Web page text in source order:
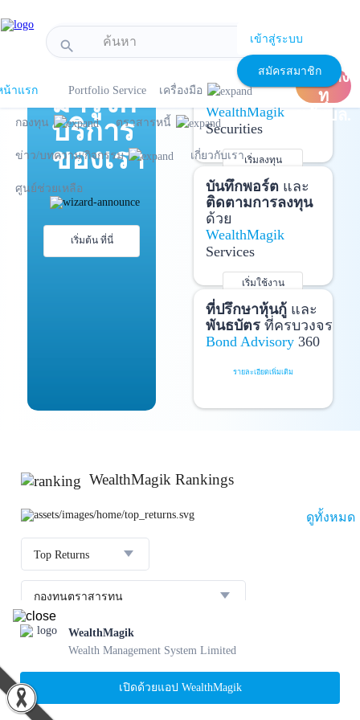
search เข้าสู่ระบบ
สมัครสมาชิก
น้าแรก
Portfolio Service เครื่องมือ
กองทุน ตราสารหนี้
ข่าว/บทความ/กิจกรรม เกี่ยวกับเรา
ศูนย์ช่วยเหลือ
เปิด
บัญชีลง
ทุ
นกับบล.
แนะนำ
มารู้จัก
บริการ
ของเรา
เริ่มต้น ที่นี่
เปิดบัญชี
และ
ลงทุนด้วยตัวเอง
ได้ที่
WealthMagik
Securities
เริ่มลงทุน
รายละเอียดเพิ่มเติม
บันทึกพอร์ตและ
ติดตามการลงทุน
ด้วย
WealthMagik
Services
เริ่มใช้งาน
รายละเอียดเพิ่มเติม
ที่ปรึกษาหุ้นกู้และ
พันธบัตรที่ครบวงจร
Bond Advisory360
รายละเอียดเพิ่มเติม
WealthMagik Rankings
ดูทั้งหมด
Top Returns
กองทุนตราสารทุน
กองทุน บลจ.
1
SCBBANKINGE
23.36 %
WealthMagik
Wealth Management System Limited
เปิดด้วยแอป WealthMagik